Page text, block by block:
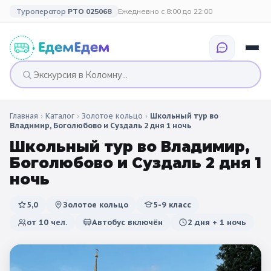
Туроператор РТО 025068 Ежедневно с 8:00 до 22:00
🎉 ПО ПРАЗДНИКАМ
Все праздники
🔔 1 сентября
🎄 Новогодние
🥞 Масленица
🗓️ ПО КАНИКУЛАМ
🍂 Осенние
🌸 Весенние
☀️ Летние
🗓️ ПО ДЛИТЕЛЬНОСТИ
Однодневные
2 дня / 1 ночь
3 дня и больше
🎉 СОБЫТИЙНЫЕ
🍂 Осенние
каникулы
туры
🌷 Весенние
🎓 Выпускные
Главная › Каталог › Золотое кольцо › Школьный тур во
Владимир, Боголюбово и Суздаль 2 дня 1 ночь
Школьный тур во Владимир,
Боголюбово и Суздаль 2 дня 1
ночь
5,0 Золотое кольцо
5-9 класс
от 10 чел. Автобус включён 2 дня + 1 ночь